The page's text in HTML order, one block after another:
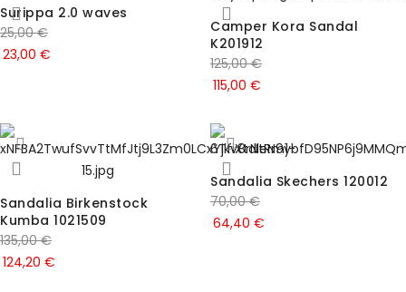
Surippa 2.0 waves
25,00€
23,00 €
Camper Kora Sandal
K201912
125,00€
115,00 €
Sandalia Birkenstock
Kumba 1021509
135,00€
124,20 €
Sandalia Skechers 120012
70,00€
64,40 €